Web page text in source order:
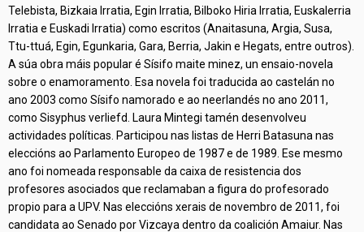
Telebista, Bizkaia Irratia, Egin Irratia, Bilboko Hiria Irratia, Euskalerria
Irratia e Euskadi Irratia) como escritos (Anaitasuna, Argia, Susa,
Ttu-ttuá, Egin, Egunkaria, Gara, Berria, Jakin e Hegats, entre outros).
A súa obra máis popular é Sísifo maite minez, un ensaio-novela
sobre o enamoramento. Esa novela foi traducida ao castelán no
ano 2003 como Sísifo namorado e ao neerlandés no ano 2011,
como Sisyphus verliefd. Laura Mintegi tamén desenvolveu
actividades políticas. Participou nas listas de Herri Batasuna nas
eleccións ao Parlamento Europeo de 1987 e de 1989. Ese mesmo
ano foi nomeada responsable da caixa de resistencia dos
profesores asociados que reclamaban a figura do profesorado
propio para a UPV. Nas eleccións xerais de novembro de 2011, foi
candidata ao Senado por Vizcaya dentro da coalición Amaiur. Nas